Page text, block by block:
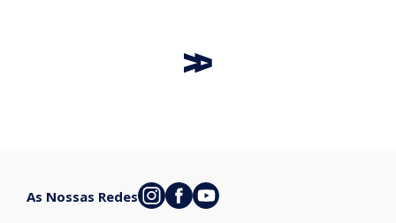
As Nossas Redes